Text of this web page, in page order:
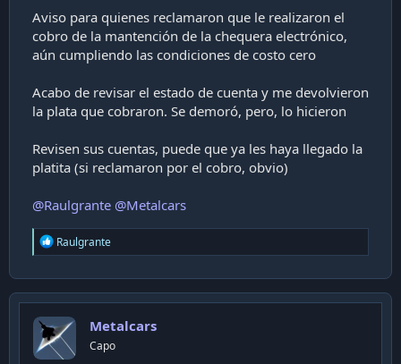
Aviso para quienes reclamaron que le realizaron el
cobro de la mantención de la chequera electrónico,
aún cumpliendo las condiciones de costo cero
Acabo de revisar el estado de cuenta y me devolvieron
la plata que cobraron. Se demoró, pero, lo hicieron
Revisen sus cuentas, puede que ya les haya llegado la
platita (si reclamaron por el cobro, obvio)
@Raulgrante @Metalcars
R
e
c
t
o
n
s
Raulgrante
Metalcars
Capo